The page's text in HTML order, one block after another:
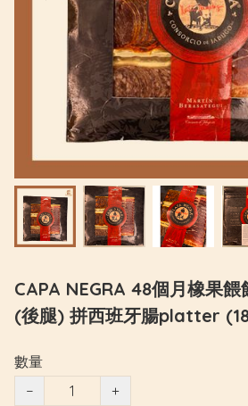
CAPA NEGRA 48個月橡果
(後腿) 拼西班牙腸platter
數量
−
+